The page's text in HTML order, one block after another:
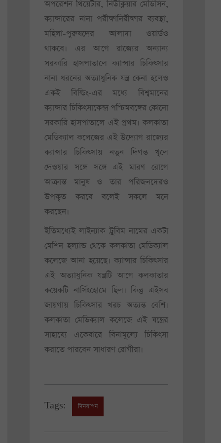
অপরেশন থিয়েটার, নিউক্লিয়ার মেডিসিন,
ক্যান্সারের নানা পরীক্ষানিরীক্ষার ব্যবস্থা,
মহিলা-পুরুষদের আলাদা ওয়ার্ডও
থাকবে। এর আগে রাজ্যের অন্যান্য
সরকারি হাসপাতালে ক্যান্সার চিকিৎসার
নানা ধরনের অত্যাধুনিক যন্ত্র কেনা হলেও
একই বিল্ডিং-এর মধ্যে বিশ্বমানের
ক্যান্সার চিকিৎসাকেন্দ্র পশ্চিমবঙ্গের কোনো
সরকারি হাসপাতালে এই প্রথম। কলকাতা
মেডিক্যাল কলেজের এই উদ্যোগ রাজ্যের
ক্যান্সার চিকিৎসায় নতুন দিগন্ত খুলে
দেওয়ার সঙ্গে সঙ্গে এই মারণ রোগে
আক্রান্ত মানুষ ও তার পরিজনদেরও
উপকৃত করবে বলেই সকলে মনে
করছেন।
ইতিমধ্যেই লাইন্যাক ট্রুবিম নামের একটা
মেশিন হল্যান্ড থেকে কলকাতা মেডিক্যাল
কলেজে আনা হয়েছে। ক্যান্সার চিকিৎসার
এই অত্যাধুনিক যন্ত্রটি আগে কলকাতার
কয়েকটি নার্সিংহোমে ছিল। কিন্তু এইসব
জায়গায় চিকিৎসার খরচ অত্যন্ত বেশি।
কলকাতা মেডিক্যাল কলেজে এই যন্ত্রের
সাহায্যে একেবারে বিনামূল্যে চিকিৎসা
করাতে পারবেন সাধারণ রোগীরা।
Tags: দিনযাপন